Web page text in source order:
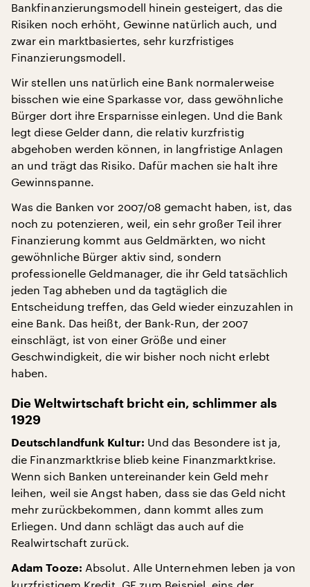
Bankfinanzierungsmodell hinein gesteigert, das die
Risiken noch erhöht, Gewinne natürlich auch, und
zwar ein marktbasiertes, sehr kurzfristiges
Finanzierungsmodell.
Wir stellen uns natürlich eine Bank normalerweise
bisschen wie eine Sparkasse vor, dass gewöhnliche
Bürger dort ihre Ersparnisse einlegen. Und die Bank
legt diese Gelder dann, die relativ kurzfristig
abgehoben werden können, in langfristige Anlagen
an und trägt das Risiko. Dafür machen sie halt ihre
Gewinnspanne.
Was die Banken vor 2007/08 gemacht haben, ist, das
noch zu potenzieren, weil, ein sehr großer Teil ihrer
Finanzierung kommt aus Geldmärkten, wo nicht
gewöhnliche Bürger aktiv sind, sondern
professionelle Geldmanager, die ihr Geld tatsächlich
jeden Tag abheben und da tagtäglich die
Entscheidung treffen, das Geld wieder einzuzahlen in
eine Bank. Das heißt, der Bank-Run, der 2007
einschlägt, ist von einer Größe und einer
Geschwindigkeit, die wir bisher noch nicht erlebt
haben.
Die Weltwirtschaft bricht ein, schlimmer als
1929
Deutschlandfunk Kultur: Und das Besondere ist ja,
die Finanzmarktkrise blieb keine Finanzmarktkrise.
Wenn sich Banken untereinander kein Geld mehr
leihen, weil sie Angst haben, dass sie das Geld nicht
mehr zurückbekommen, dann kommt alles zum
Erliegen. Und dann schlägt das auch auf die
Realwirtschaft zurück.
Adam Tooze: Absolut. Alle Unternehmen leben ja von